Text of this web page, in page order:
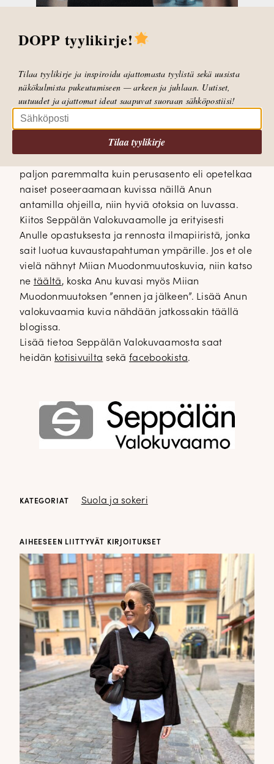
– Työnnä lantio voimakkaasti toiselle sivulle, toinen
käsi saa jäädä roikkumaan rennosti sivuun ja
toisen voit laittaa lantiolle, leuka alas ja kasvot
vastakkaiseen suuntaan kun lantio, neuvoi Anu.
Wau, mikä huikea ero ensimmäiseen kuvaan. Taas
paljon paremmalta kuin perusasento eli opetelkaa
naiset poseeraamaan kuvissa näillä Anun
antamilla ohjeilla, niin hyviä otoksia on luvassa.
Kiitos Seppälän Valokuvaamolle ja erityisesti
Anulle opastuksesta ja rennosta ilmapiiristä, jonka
sait luotua kuvaustapahtuman ympärille. Jos et ole
vielä nähnyt Miian Muodonmuutoskuvia, niin katso
ne täältä, koska Anu kuvasi myös Miian
Muodonmuutoksen ”ennen ja jälkeen”. Lisää Anun
valokuvaamia kuvia nähdään jatkossakin täällä
blogissa.
Lisää tietoa Seppälän Valokuvaamosta saat
heidän kotisivuilta sekäfacebookista.
KATEGORIAT Suola ja sokeri
AIHEESEEN LIITTYVÄT KIRJOITUKSET
DOPP tyylikirje!
Tilaa tyylikirje ja inspiroidu ajattomasta tyylistä sekä uusista
näkökulmista pukeutumiseen — arkeen ja juhlaan. Uutiset,
uutuudet ja ajattomat ideat saapuvat suoraan sähköpostiisi!
Tilaa tyylikirje